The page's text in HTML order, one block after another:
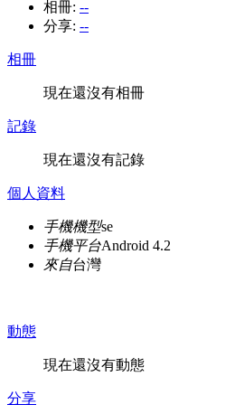
相冊: --
分享: --
相冊
現在還沒有相冊
記錄
現在還沒有記錄
個人資料
手機機型se
手機平台Android 4.2
來自台灣
動態
現在還沒有動態
分享